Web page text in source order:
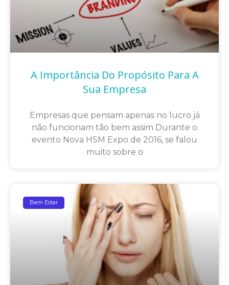
A Importância Do Propósito Para A
Sua Empresa
Empresas que pensam apenas no lucro já
não funcionam tão bem assim Durante o
evento Nova HSM Expo de 2016, se falou
muito sobre o
Bem Estar